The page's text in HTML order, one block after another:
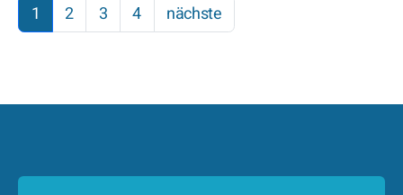
1 2 3 4 nächste